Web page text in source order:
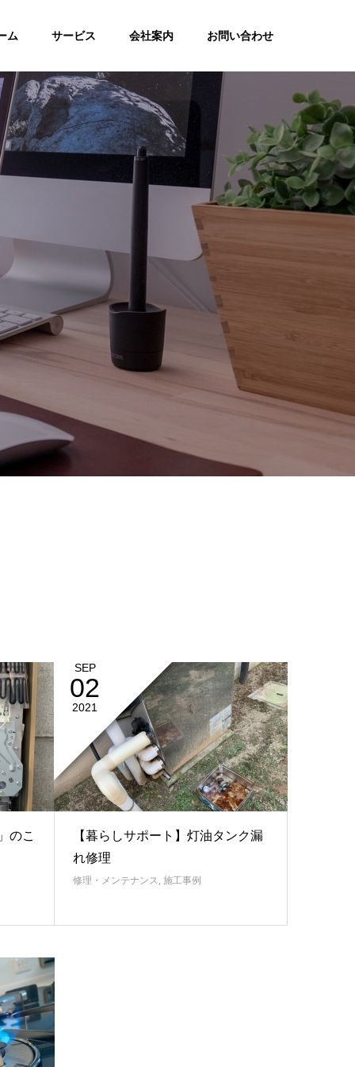
ム サービス 会社案内 お問い合わせ
のこ
SEP
02
2021
【暮らしサポート】灯油タンク漏
れ修理
修理・メンテナンス, 施工事例